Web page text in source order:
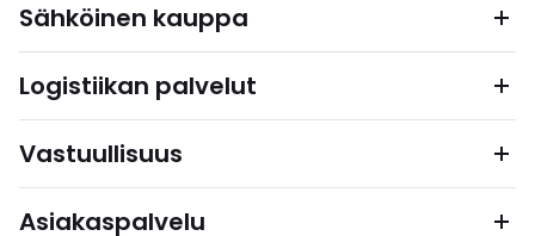
Sähköinen kauppa
Logistiikan palvelut
Vastuullisuus
Asiakaspalvelu